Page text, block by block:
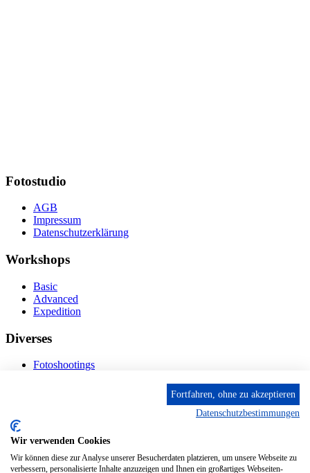
Fotostudio
AGB
Impressum
Datenschutzerklärung
Workshops
Basic
Advanced
Expedition
Diverses
Fotoshootings
Kontakt
Fröhnstr. 4-8, 66954 Pirmasens
Diese E-Mail-Adresse ist vor Spambots geschützt! Zur
Anzeige muss JavaScript eingeschaltet sein.
Fortfahren, ohne zu akzeptieren
Datenschutzbestimmungen
Wir verwenden Cookies
Wir können diese zur Analyse unserer Besucherdaten platzieren, um unsere Webseite zu
verbessern, personalisierte Inhalte anzuzeigen und Ihnen ein großartiges Webseiten-